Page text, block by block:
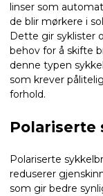
linser som
de blir mørkere i
Dette gir syklister
behov for å skifte
denne typen
som krever
forhold.
Polariserte
Polariserte
reduserer
som gir bedre